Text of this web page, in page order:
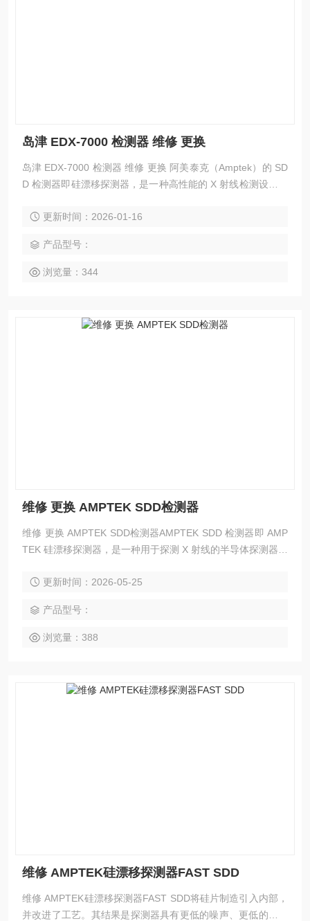
岛津 EDX-7000 检测器 维修 更换
岛津 EDX-7000 检测器 维修 更换 阿美泰克（Amptek）的 SD
D 检测器即硅漂移探测器，是一种高性能的 X 射线检测设备，
更新时间：2026-01-16
产品型号：
浏览量：344
维修 更换 AMPTEK SDD检测器
维修 更换 AMPTEK SDD检测器AMPTEK SDD 检测器即 AMP
TEK 硅漂移探测器，是一种用于探测 X 射线的半导体探测器，
谱仪（EDS）等设备中。
更新时间：2026-05-25
产品型号：
浏览量：388
维修 AMPTEK硅漂移探测器FAST SDD
维修 AMPTEK硅漂移探测器FAST SDD将硅片制造引入内部，
并改进了工艺。其结果是探测器具有更低的噪声、更低的泄漏